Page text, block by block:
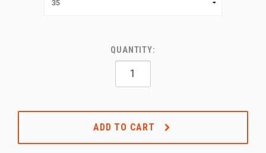
QUANTITY:
ADD TO CART